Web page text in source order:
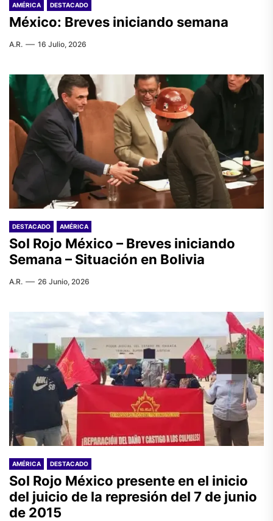
AMÉRICA DESTACADO
México: Breves iniciando semana
A.R. 16 Julio, 2026
DESTACADO AMÉRICA
Sol Rojo México – Breves iniciando
Semana – Situación en Bolivia
A.R. 26 Junio, 2026
AMÉRICA DESTACADO
Sol Rojo México presente en el inicio
del juicio de la represión del 7 de junio
de 2015